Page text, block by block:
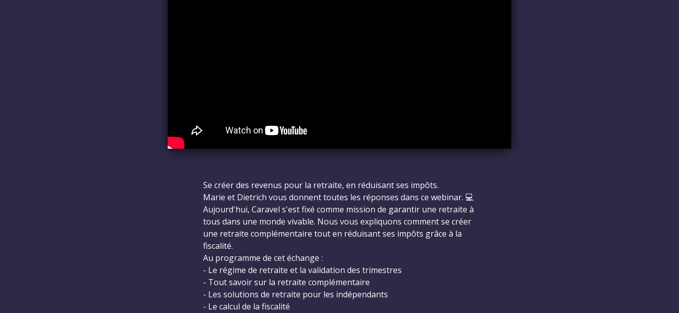
Se créer des revenus pour la retraite, en réduisant ses impôts.
Marie et Dietrich vous donnent toutes les réponses dans ce webinar. 💻
Aujourd'hui, Caravel s'est fixé comme mission de garantir une retraite à
tous dans une monde vivable. Nous vous expliquons comment se créer
une retraite complémentaire tout en réduisant ses impôts grâce à la
fiscalité.
Au programme de cet échange :
- Le régime de retraite et la validation des trimestres
- Tout savoir sur la retraite complémentaire
- Les solutions de retraite pour les indépendants
- Le calcul de la fiscalité